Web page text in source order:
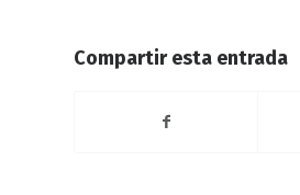
Compartir esta entrada